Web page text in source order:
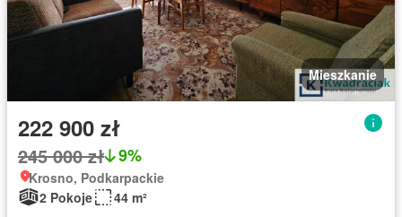
Mieszkanie
222 900 zł
245 000 zł 9%
Krosno, Podkarpackie
2 Pokoje
44 m²